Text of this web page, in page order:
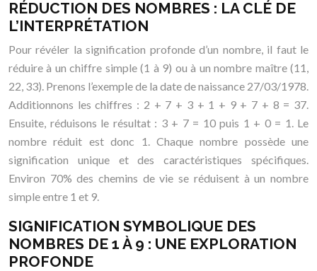
RÉDUCTION DES NOMBRES : LA CLÉ DE
L’INTERPRÉTATION
Pour révéler la signification profonde d’un nombre, il faut le
réduire à un chiffre simple (1 à 9) ou à un nombre maître (11,
22, 33). Prenons l’exemple de la date de naissance 27/03/1978.
Additionnons les chiffres : 2 + 7 + 3 + 1 + 9 + 7 + 8 = 37.
Ensuite, réduisons le résultat : 3 + 7 = 10 puis 1 + 0 = 1. Le
nombre réduit est donc 1. Chaque nombre possède une
signification unique et des caractéristiques spécifiques.
Environ 70% des chemins de vie se réduisent à un nombre
simple entre 1 et 9.
SIGNIFICATION SYMBOLIQUE DES
NOMBRES DE 1 À 9 : UNE EXPLORATION
PROFONDE